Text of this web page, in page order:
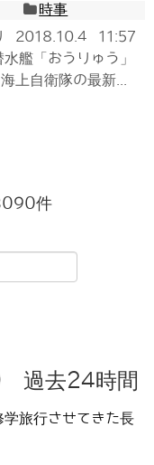
時事
2018.10.4 11:57
艦「おうりゅう」
自衛隊の最新...
件
過去24時間
旅行させてきた長